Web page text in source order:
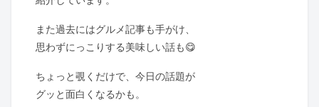
また過去にはグルメ記事も手がけ、
思わずにっこりする美味しい話も😋
ちょっと覗くだけで、今日の話題が
グッと面白くなるかも。